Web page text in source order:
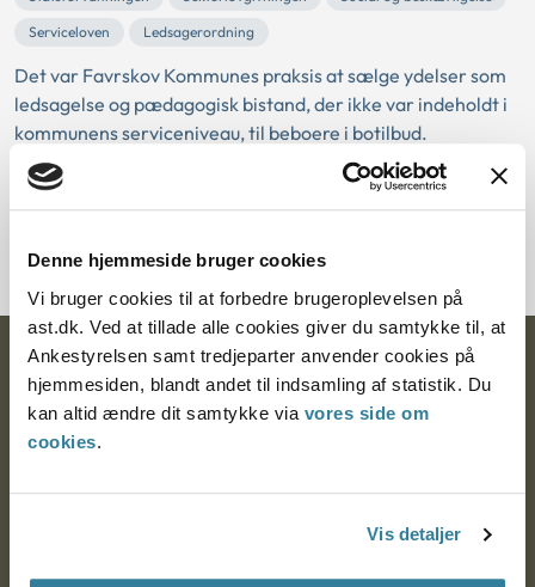
Denne hjemmeside bruger cookies
Vi bruger cookies til at forbedre brugeroplevelsen på
ast.dk. Ved at tillade alle cookies giver du samtykke til, at
Ankestyrelsen samt tredjeparter anvender cookies på
hjemmesiden, blandt andet til indsamling af statistik. Du
kan altid ændre dit samtykke via vores side om
cookies.
Vis detaljer
Serviceloven
Ledsagerordning
Det var Favrskov Kommunes praksis at sælge ydelser som
ledsagelse og pædagogisk bistand, der ikke var indeholdt i
kommunens serviceniveau, til beboere i botilbud.
Kommunen opkrævede betaling for ledsagerens løn, rejse-
og opholdsudgifter.
lovligt kunne opkræve borgere i botilbud betaling...
Ankestyrelsen
Postadresse:
9000 Aalborg